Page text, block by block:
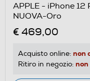
APPLE - iPhone 12
NUOVA-Oro
€ 469,00
Acquisto online: non
Ritiro in negozio: